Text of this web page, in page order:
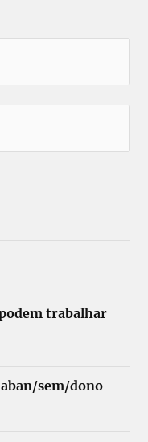
trabalhar
sem/dono